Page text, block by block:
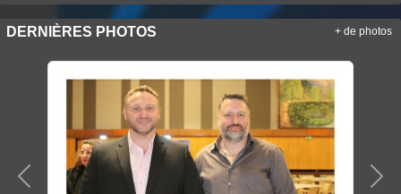
DERNIÈRES PHOTOS
Précedent
+ de photos